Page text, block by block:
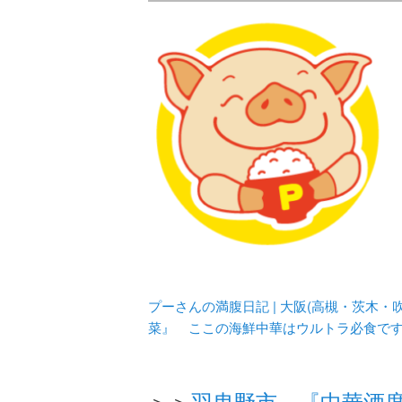
プーさんの満
豊中・箕面)
化してます。
プーさんの満腹日記 | 大阪(高槻・茨木・
菜』 ここの海鮮中華はウルトラ必食で